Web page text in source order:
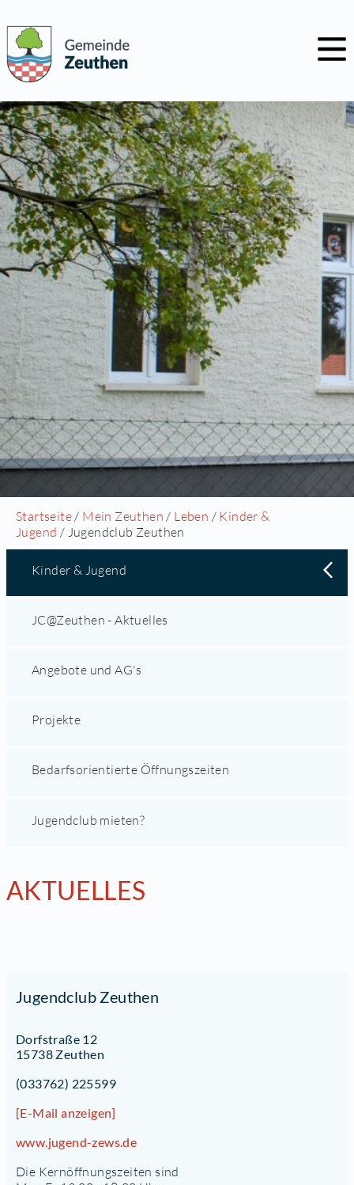
Startseite / Mein Zeuthen / Leben / Kinder &
Jugend / Jugendclub Zeuthen
Kinder & Jugend
JC@Zeuthen - Aktuelles
Angebote und AG's
Projekte
Bedarfsorientierte Öffnungszeiten
Jugendclub mieten?
AKTUELLES
Jugendclub Zeuthen
Dorfstraße 12
15738 Zeuthen
(033762) 225599
[E-Mail anzeigen]
www.jugend-zews.de
Die Kernöffnungszeiten sind